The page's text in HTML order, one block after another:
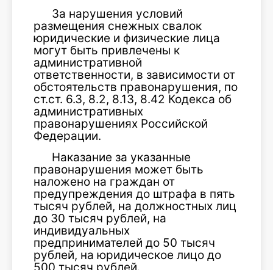
За нарушения условий
размещения снежных свалок
юридические и физические лица
могут быть привлечены к
административной
ответственности, в зависимости от
обстоятельств правонарушения, по
ст.ст. 6.3, 8.2, 8.13, 8.42 Кодекса об
административных
правонарушениях Российской
Федерации.
Наказание за указанные
правонарушения может быть
наложено на граждан от
предупреждения до штрафа в пять
тысяч рублей, на должностных лиц
до 30 тысяч рублей, на
индивидуальных
предпринимателей до 50 тысяч
рублей, на юридическое лицо до